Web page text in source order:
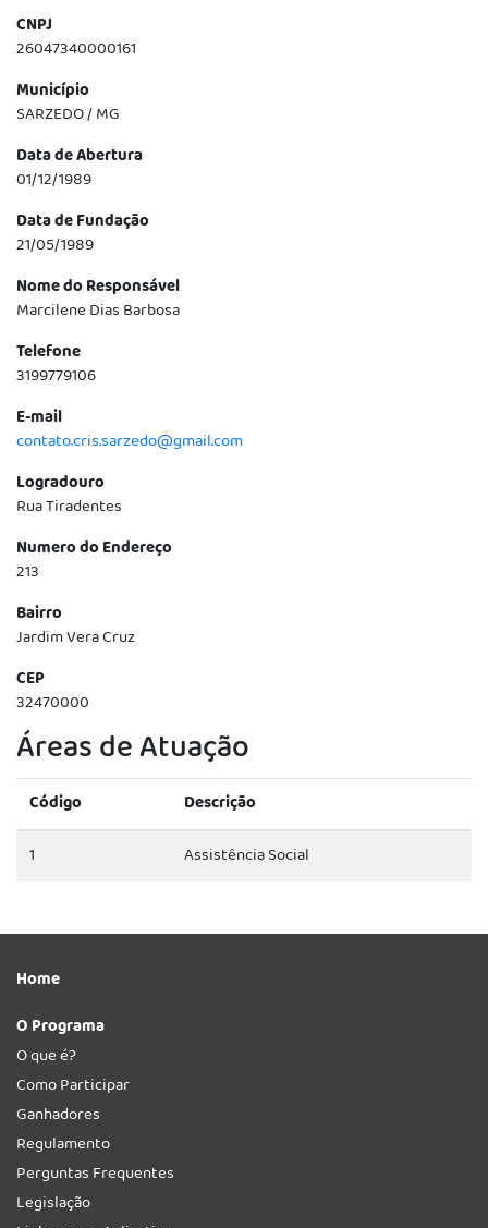
CNPJ
26047340000161
Município
SARZEDO / MG
Data de Abertura
01/12/1989
Data de Fundação
21/05/1989
Nome do Responsável
Marcilene Dias Barbosa
Telefone
3199779106
E-mail
contato.cris.sarzedo@gmail.com
Logradouro
Rua Tiradentes
Numero do Endereço
213
Bairro
Jardim Vera Cruz
CEP
32470000
Áreas de Atuação
Código
Descrição
1
Assistência Social
Home
O Programa
O que é?
Como Participar
Ganhadores
Regulamento
Perguntas Frequentes
Legislação